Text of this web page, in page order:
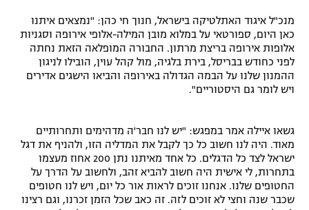
מנכ"ל איגוד האתלטיקה בישראל, חנוך חי כהן: "נמצאים איתנו
כאן היום, ספורטאי על במלוא מובן המילה-אלופי אירופה וסגניות
אלופות אירופה בריצת מרתון. החבורה המופלאה הזאת נחתה
לפני כחודש בבריסל, בירת בלגיה, מול קהל עוין, הובילו לניגון
ההמנון שלנו על הבמה הגדולה באירופה והביאו הישגים אדירים
ויש לומר גם היסטוריים".
גשאו איילה אמר במפגש: "יש לנו חבר'ה מדהימים ותחרותיים
מאוד. היה לנו חשוב כל כך לקבל את המדליה הזו, ולהניף את דגל
ישראל לצד כל הדגלים. כל אחד מאיתנו נתן 200 אחוז מעצמו
בתחרות, לי אישית היה חשוב להביא זהב, ולחשוב על הדרך על
החטופים שלנו. אנחנו זוכים לראות אור כל יום, ויש לנו חטופים
שכבר שנה וחצי לא זוכים לזה. זה כאב שכל הזמן זכרנו, וגם רצינו